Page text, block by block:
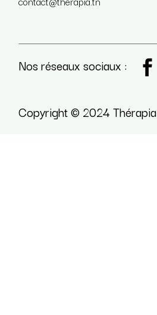
Nos réseaux sociaux :
Copyright © 2024 Thérapia